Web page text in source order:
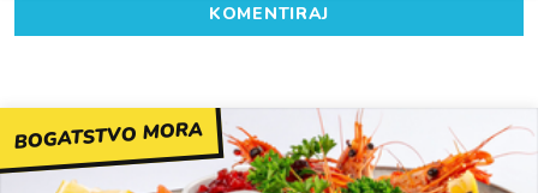
KOMENTIRAJ
BOGATSTVO MORA